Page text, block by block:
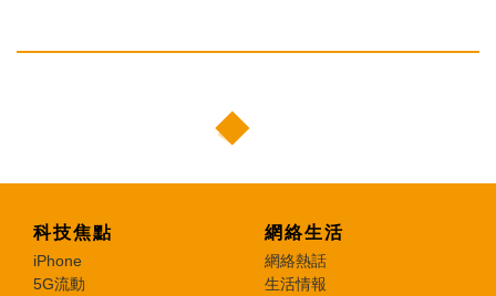
科技焦點
iPhone
5G流動
網絡生活
網絡熱話
生活情報